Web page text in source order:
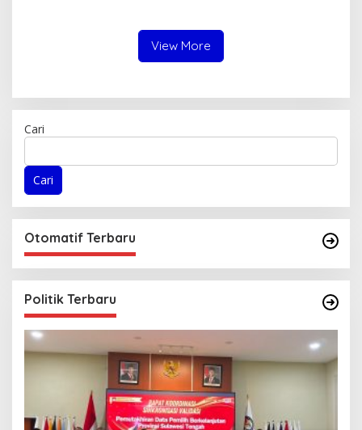
View More
Cari
Cari
Otomatif Terbaru
Politik Terbaru